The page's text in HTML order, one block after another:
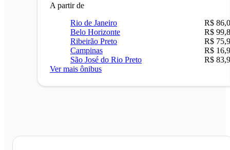
A partir de
Rio de Janeiro
R$
Belo Horizonte
R$
Ribeirão Preto
R$
Campinas
R$
São José do Rio Preto
R$
Ver mais ônibus